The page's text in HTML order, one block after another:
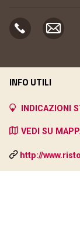
INFO UTILI
INDICAZIONI
VEDI SU
http://